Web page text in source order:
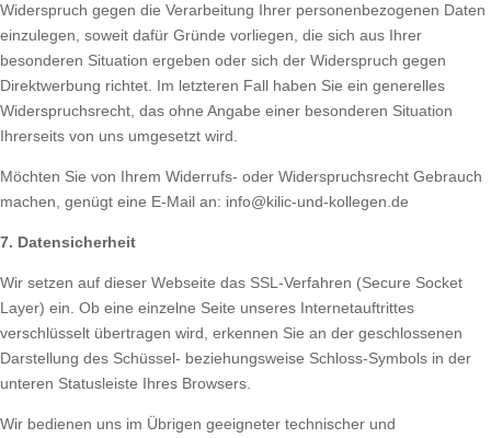
Widerspruch gegen die Verarbeitung Ihrer personenbezogenen Daten
einzulegen, soweit dafür Gründe vorliegen, die sich aus Ihrer
besonderen Situation ergeben oder sich der Widerspruch gegen
Direktwerbung richtet. Im letzteren Fall haben Sie ein generelles
Widerspruchsrecht, das ohne Angabe einer besonderen Situation
Ihrerseits von uns umgesetzt wird.
Möchten Sie von Ihrem Widerrufs- oder Widerspruchsrecht Gebrauch
machen, genügt eine E-Mail an: info@kilic-und-kollegen.de
7. Datensicherheit
Wir setzen auf dieser Webseite das SSL-Verfahren (Secure Socket
Layer) ein. Ob eine einzelne Seite unseres Internetauftrittes
verschlüsselt übertragen wird, erkennen Sie an der geschlossenen
Darstellung des Schüssel- beziehungsweise Schloss-Symbols in der
unteren Statusleiste Ihres Browsers.
Wir bedienen uns im Übrigen geeigneter technischer und